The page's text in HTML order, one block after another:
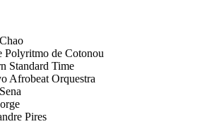
Polyritmo de Cotonou
Standard Time
Afrobeat Orquestra
Pires